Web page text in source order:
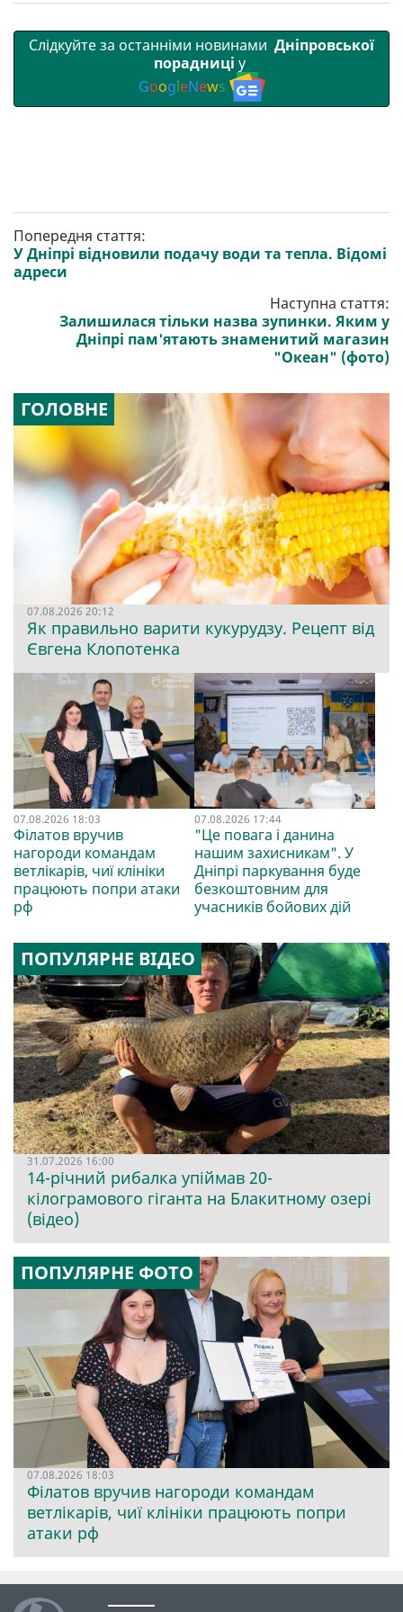
Слідкуйте за останніми новинами Дніпровської
порадниці у
GoogleNews
Попередня стаття:
У Дніпрі відновили подачу води та тепла. Відомі
адреси
Наступна стаття:
Залишилася тільки назва зупинки. Яким у
Дніпрі пам'ятають знаменитий магазин
"Океан" (фото)
ГОЛОВНЕ
07.08.2026 20:12
Як правильно варити кукурудзу. Рецепт від
Євгена Клопотенка
07.08.2026 18:03
Філатов вручив
нагороди командам
ветлікарів, чиї клініки
працюють попри атаки
рф
07.08.2026 17:44
"Це повага і данина
нашим захисникам". У
Дніпрі паркування буде
безкоштовним для
учасників бойових дій
ПОПУЛЯРНЕ ВІДЕО
31.07.2026 16:00
14-річний рибалка упіймав 20-
кілограмового гіганта на Блакитному озері
(відео)
ПОПУЛЯРНЕ ФОТО
07.08.2026 18:03
Філатов вручив нагороди командам
ветлікарів, чиї клініки працюють попри
атаки рф